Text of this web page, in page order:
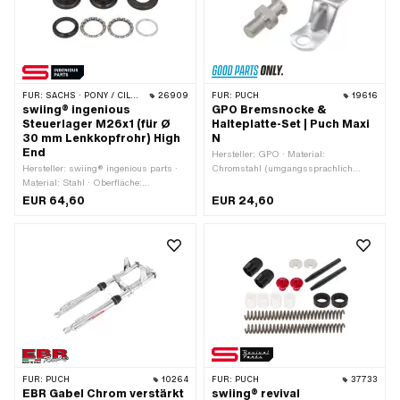
28.4 mm · Ø innen: 20 mm
FÜR: SACHS · PONY / CILO (BETA 521 & 512) 26909
swiing® ingenious
Steuerlager M26x1 (für Ø
30 mm Lenkkopfrohr) High
End
Hersteller: swiing® ingenious parts ·
Material: Stahl · Oberfläche:
gasnitriert · Lagerart: Lagerring ·
Farbe: schwarz · Ø Aufnahme
EUR 64,60
FÜR: PUCH 19616
GPO Bremsnocke &
Halteplatte-Set | Puch Maxi
N
Hersteller: GPO · Material:
Chromstahl (umgangssprachlich
Oberfläche: verzinkt (blau)
EUR 24,60
FÜR: PUCH 10264
EBR Gabel Chrom verstärkt
FÜR: PUCH 37733
swiing® revival